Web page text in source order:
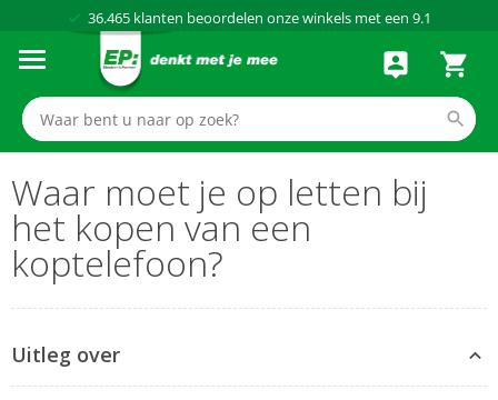
Al meer dan50 jaardé elektronicaspecialist
Waar moet je op letten bij
het kopen van een
koptelefoon?
Uitleg over